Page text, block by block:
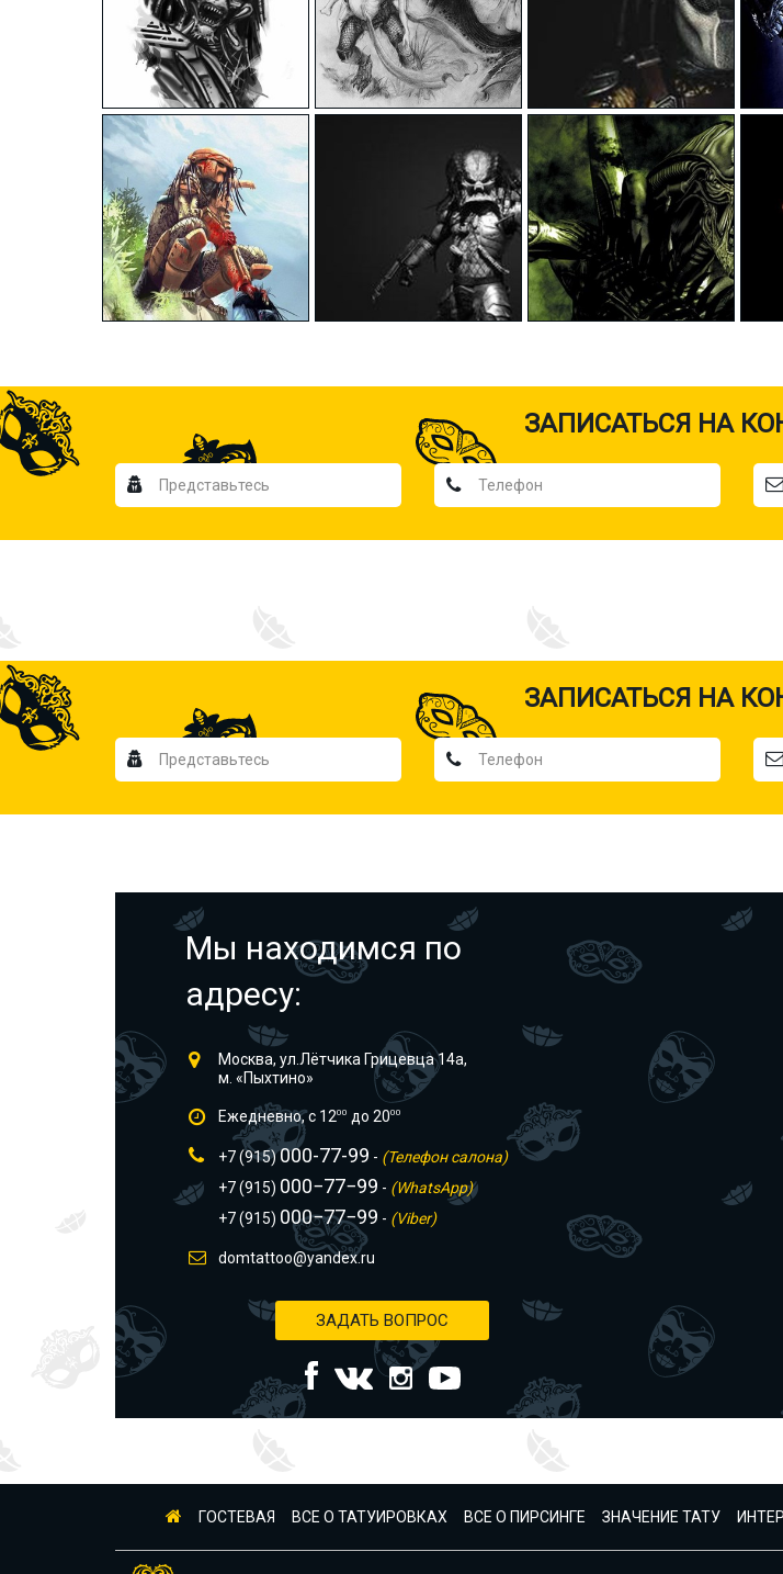
ЗАПИСАТЬСЯ НА
ЗАПИСАТЬСЯ НА
Мы находимся по
адресу:
Москва, ул.Лётчика Грицевца 14а,
м. «Пыхтино»
Ежедневно, с 1200 до 2000
+7 (915)000-77-99 - (Телефон салона)
+7 (915) 000−77−99 - (WhatsApp)
+7 (915) 000−77−99 - (Viber)
domtattoo@yandex.ru
ЗАДАТЬ ВОПРОС
ГОСТЕВАЯ ВСЕ О ТАТУИРОВКАХ ВСЕ О ПИРСИНГЕ ЗНАЧЕНИЕ ТАТУ